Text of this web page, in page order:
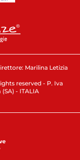
Marilina Letizia
reserved - P. Iva
- ITALIA